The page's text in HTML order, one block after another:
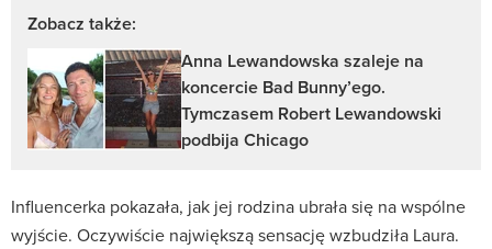
Zobacz także:
Anna Lewandowska szaleje na
koncercie Bad Bunny’ego.
Tymczasem Robert Lewandowski
podbija Chicago
Influencerka pokazała, jak jej rodzina ubrała się na wspólne
wyjście. Oczywiście największą sensację wzbudziła Laura.